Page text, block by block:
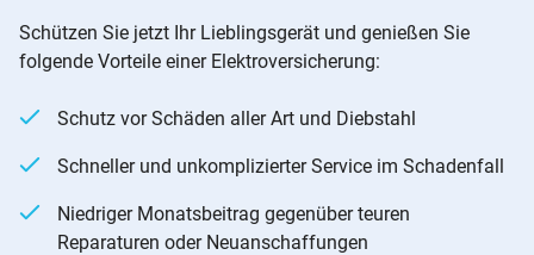
Schützen Sie jetzt Ihr Lieblingsgerät und genießen Sie
folgende Vorteile einer Elektroversicherung:
Schutz vor Schäden aller Art und Diebstahl
Schneller und unkomplizierter Service im Schadenfall
Niedriger Monatsbeitrag gegenüber teuren
Reparaturen oder Neuanschaffungen